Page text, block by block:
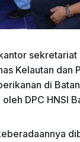
sekretariat
Kelautan dan
di
DPC HNSI